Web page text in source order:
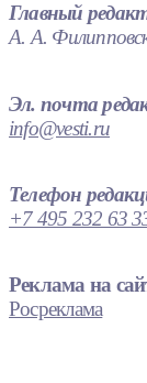
Главный
А. А.
Эл. почта
info@vesti.ru
Телефон
+7 495 232 63
Реклама на
Росреклама